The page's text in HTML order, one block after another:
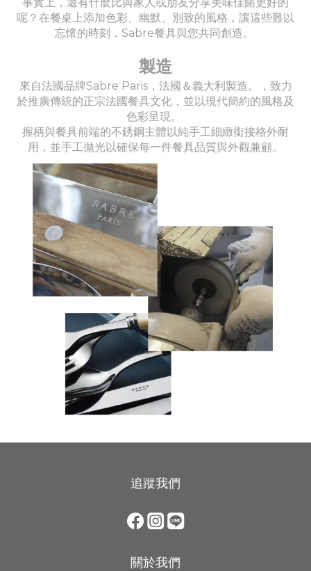
呢？在餐桌上添加色彩、幽默、別致的風格，讓這些難以
忘懷的時刻，Sabre餐具與您共同創造。
製造
來自法國品牌Sabre Paris，法國＆義大利製造。，致力
於推廣傳統的正宗法國餐具文化，並以現代簡約的風格及
色彩呈現。
握柄與餐具前端的不銹鋼主體以純手工細緻銜接格外耐
用，並手工拋光以確保每一件餐具品質與外觀兼顧。
追蹤我們
關於我們